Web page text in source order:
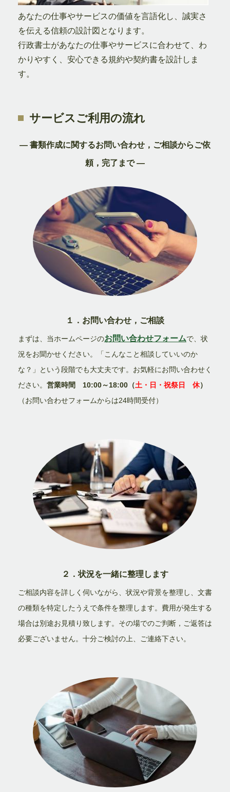
あなたの仕事やサービスの価値を言語化し、誠実さ
を伝える信頼の設計図となります。
行政書士があなたの仕事やサービスに合わせて、わ
かりやすく、安心できる規約や契約書を設計しま
す。
サービスご利用の流れ
― 書類作成に関するお問い合わせ，ご相談からご依
頼，完了まで ―
１．お問い合わせ，ご相談
まずは、当ホームページのお問い合わせフォームで、状
況をお聞かせください。「こんなこと相談していいのか
な？」という段階でも大丈夫です。お気軽にお問い合わせく
ださい。 営業時間 10:00～18:00（土・日・祝祭日 休）
（お問い合わせフォームからは24時間受付）
２．状況を一緒に整理します
ご相談内容を詳しく伺いながら、状況や背景を整理し、文書
の種類を特定したうえで条件を整理します。費用が発生する
場合は別途お見積り致します。その場でのご判断，ご返答は
必要ございません。十分ご検討の上、ご連絡下さい。